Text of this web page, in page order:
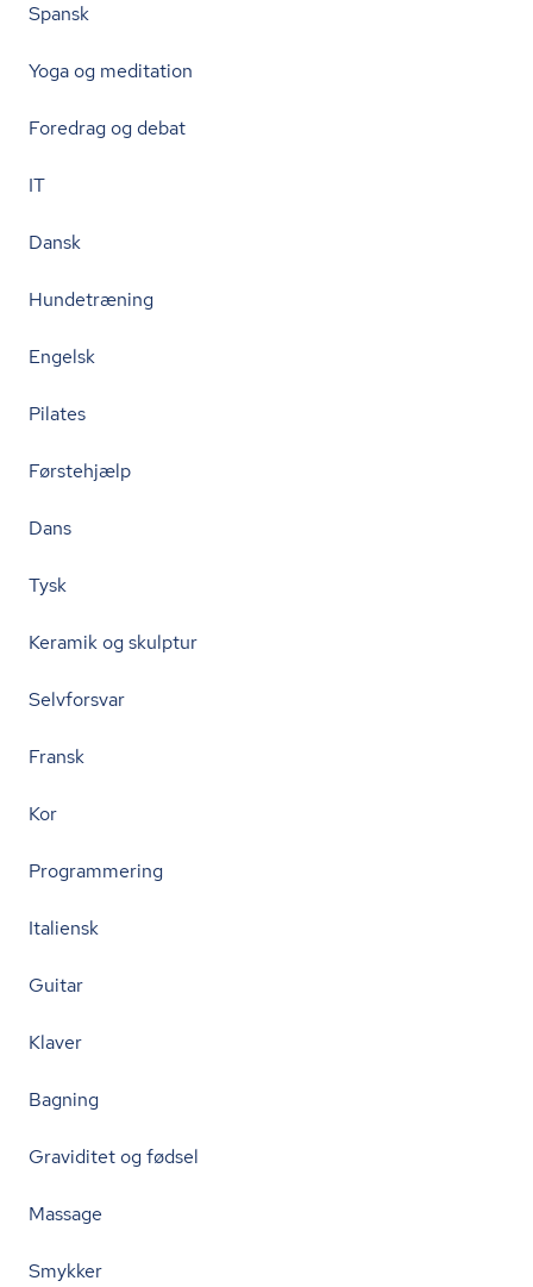
Spansk
Yoga og meditation
Foredrag og debat
IT
Dansk
Hundetræning
Engelsk
Pilates
Førstehjælp
Dans
Tysk
Keramik og skulptur
Selvforsvar
Fransk
Kor
Programmering
Italiensk
Guitar
Klaver
Bagning
Graviditet og fødsel
Massage
Smykker